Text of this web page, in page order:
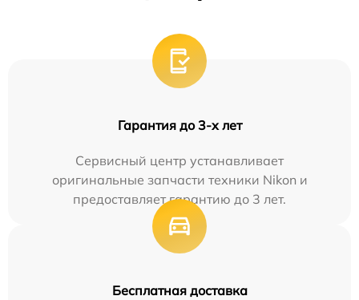
Гарантия до 3-х лет
Сервисный центр устанавливает
оригинальные запчасти техники Nikon и
предоставляет гарантию до 3 лет.
Бесплатная доставка